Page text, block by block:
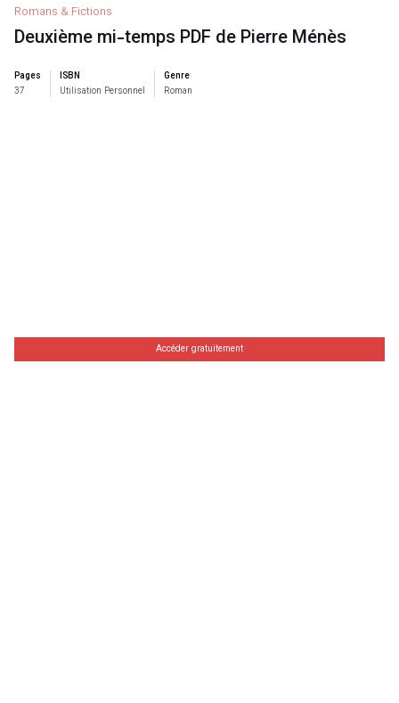
Romans & Fictions
Deuxième mi-temps PDF de Pierre Ménès
Pages
37
ISBN
Utilisation Personnel
Genre
Roman
Accéder gratuitement